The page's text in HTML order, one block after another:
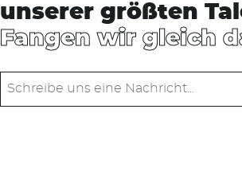
unserer größten
Fangen wir gleich